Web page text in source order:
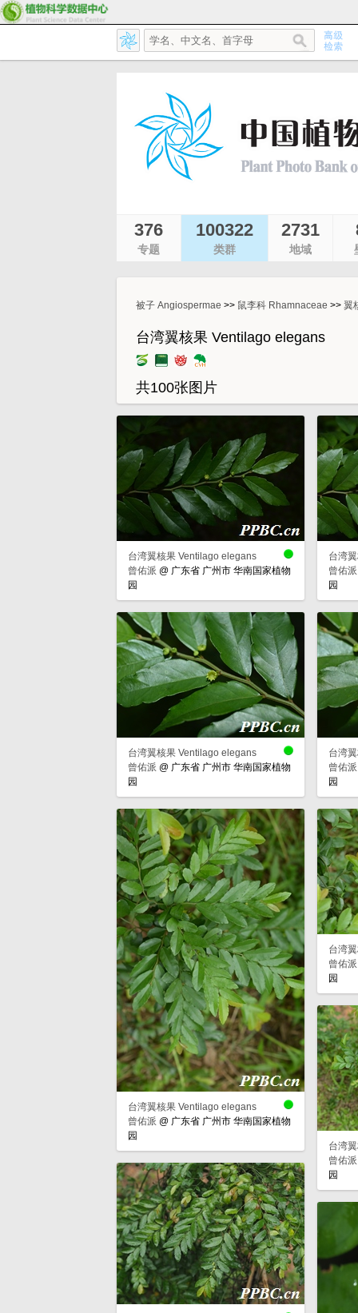
376
专题
100322
类群
2731
地域
被子 Angiospermae >> 鼠李科 Rhamnaceae >> 翼
台湾翼核果 Ventilago elegans
共100张图片
台湾翼核果 Ventilago elegans
曾佑派 @广东省 广州市 华南国家植物
园
台湾
曾佑派
园
台湾翼核果 Ventilago elegans
曾佑派 @广东省 广州市 华南国家植物
园
台湾
曾佑派
园
台湾翼核果 Ventilago elegans
曾佑派 @广东省 广州市 华南国家植物
园
台湾
曾佑派
园
台湾
曾佑派
园